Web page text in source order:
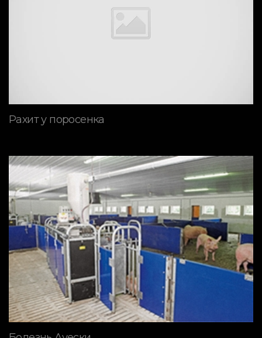
Рахит у поросенка